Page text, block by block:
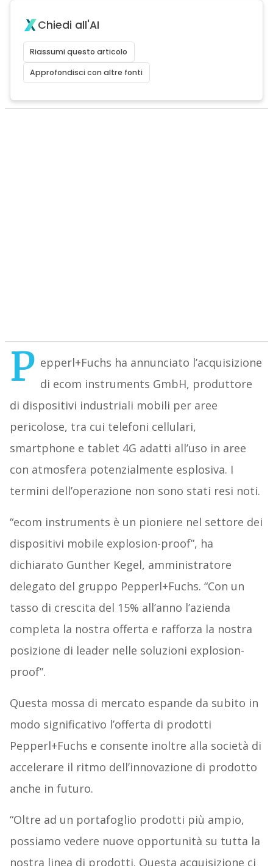
Chiedi all'AI
Riassumi questo articolo
Approfondisci con altre fonti
P epperl+Fuchs ha annunciato l’acquisizione
di ecom instruments GmbH, produttore
di dispositivi industriali mobili per aree
pericolose, tra cui telefoni cellulari,
smartphone e tablet 4G adatti all’uso in aree
con atmosfera potenzialmente esplosiva. I
termini dell’operazione non sono stati resi noti.
“ecom instruments è un pioniere nel settore dei
dispositivi mobile explosion-proof”, ha
dichiarato Gunther Kegel, amministratore
delegato del gruppo Pepperl+Fuchs. “Con un
tasso di crescita del 15% all’anno l’azienda
completa la nostra offerta e rafforza la nostra
posizione di leader nelle soluzioni explosion-
proof”.
Questa mossa di mercato espande da subito in
modo significativo l’offerta di prodotti
Pepperl+Fuchs e consente inoltre alla società di
accelerare il ritmo dell’innovazione di prodotto
anche in futuro.
“Oltre ad un portafoglio prodotti più ampio,
possiamo vedere nuove opportunità su tutta la
nostra linea di prodotti. Questa acquisizione ci